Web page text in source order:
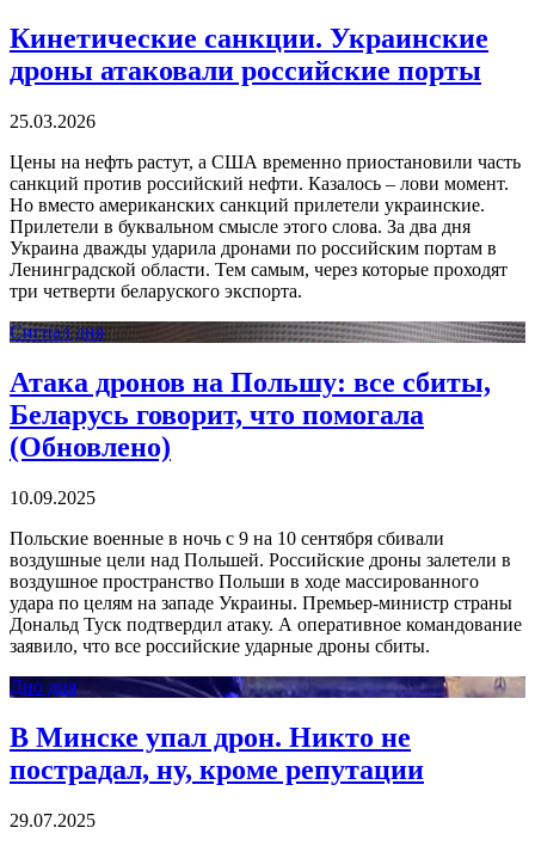
Кинетические санкции. Украинские
дроны атаковали российские порты
25.03.2026
Цены на нефть растут, а США временно приостановили часть
санкций против российский нефти. Казалось – лови момент.
Но вместо американских санкций прилетели украинские.
Прилетели в буквальном смысле этого слова. За два дня
Украина дважды ударила дронами по российским портам в
Ленинградской области. Тем самым, через которые проходят
три четверти беларуского экспорта.
Сигнал дня
Атака дронов на Польшу: все сбиты,
Беларусь говорит, что помогала
(Обновлено)
10.09.2025
Польские военные в ночь с 9 на 10 сентября сбивали
воздушные цели над Польшей. Российские дроны залетели в
воздушное пространство Польши в ходе массированного
удара по целям на западе Украины. Премьер-министр страны
Дональд Туск подтвердил атаку. А оперативное командование
заявило, что все российские ударные дроны сбиты.
Дно дня
В Минске упал дрон. Никто не
пострадал, ну, кроме репутации
29.07.2025